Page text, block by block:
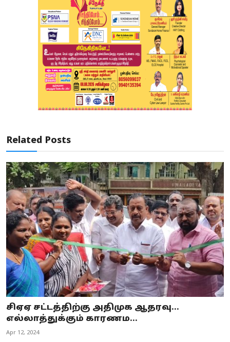
Related Posts
சிஏஏ சட்டத்திற்கு அதிமுக ஆதரவு...
எல்லாத்துக்கும் காரணம...
Apr 12, 2024